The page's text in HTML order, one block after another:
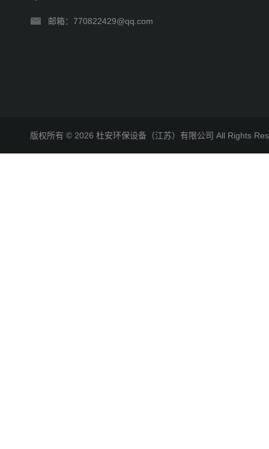
邮箱：770822429@qq.com
版权所有 © 2026 杜安环保设备（江苏）有限公司 All Rights